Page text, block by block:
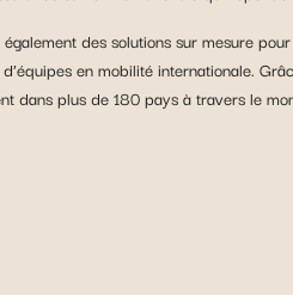
des solutions sur mesure
en mobilité internationale.
dans plus de 180 pays à travers le